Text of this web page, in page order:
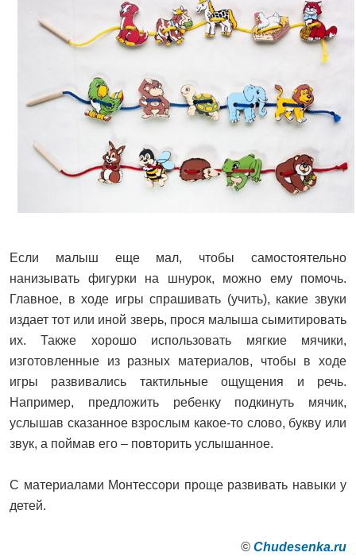
Если малыш еще мал, чтобы самостоятельно
нанизывать фигурки на шнурок, можно ему помочь.
Главное, в ходе игры спрашивать (учить), какие звуки
издает тот или иной зверь, прося малыша сымитировать
их. Также хорошо использовать мягкие мячики,
изготовленные из разных материалов, чтобы в ходе
игры развивались тактильные ощущения и речь.
Например, предложить ребенку подкинуть мячик,
услышав сказанное взрослым какое-то слово, букву или
звук, а поймав его – повторить услышанное.
С материалами Монтессори проще развивать навыки у
детей.
© Сhudesenka.ru